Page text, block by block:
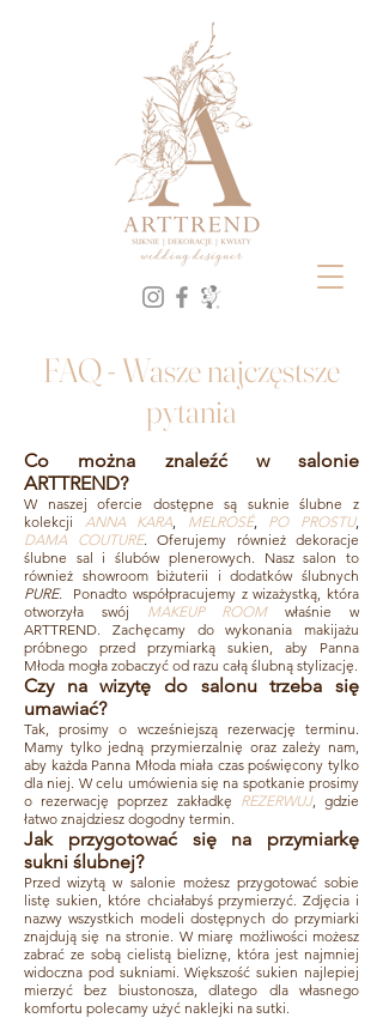
Suknie ślubne, dekoracje ślubne, pracownia dekoratorska, ANNA KARA, PO PROSTU,
MELROSE, Gdańsk, Trójmiasto, Gdyna, SALON SUKIEN ŚLUBNYCH, Flotystka, najbardziej
pożądanie salon sukien ślubnych w trójmieście, w gdańśku
ARTTREND - Salon Sukien Ślubnych i Dekoracje ślubne | Gdańsk, Gdynia, Trójmiasto.Od 20 lat tworzymy śluby z duszą
FAQ- Wasze najczęstsze
pytania
Co można znaleźć w salonie
ARTTREND?
W naszej ofercie dostępne są suknie ślubne z
kolekcji
ANNA KARA, MELROSÉ, PO PROSTU,
DAMA COUTURE. Oferujemy również dekoracje
ślubne sal i ślubów plenerowych. Nasz salon to
również showroom biżuterii i dodatków ślubnych
PURE. Ponadto współpracujemy z wizażystką, która
otworzyła swój MAKEUP ROOMwłaśnie w
ARTTREND. Zachęcamy do wykonania makijażu
próbnego przed przymiarką sukien, aby Panna
Młoda mogła zobaczyć od razu całą ślubną stylizację.​
Czy na wizytę do salonu trzeba się
umawiać?
Tak, prosimy o wcześniejszą rezerwację terminu.
Mamy tylko jedną przymierzalnię oraz zależy nam,
aby każda Panna Młoda miała czas poświęcony tylko
dla niej. W celu umówienia się na spotkanie prosimy
o rezerwację poprzez zakładkę REZERWUJ, gdzie
łatwo znajdziesz dogodny termin.​
Jak przygotować się na przymiarkę
sukni ślubnej?
Przed wizytą w salonie możesz przygotować sobie
listę sukien, które chciałabyś przymierzyć. Zdjęcia i
nazwy wszystkich modeli dostępnych do przymiarki
znajdują się na stronie. W miarę możliwości możesz
zabrać ze sobą cielistą bieliznę, która jest najmniej
widoczna pod sukniami. Większość sukien najlepiej
mierzyć bez biustonosza, dlatego dla własnego
komfortu polecamy użyć naklejki na sutki.​